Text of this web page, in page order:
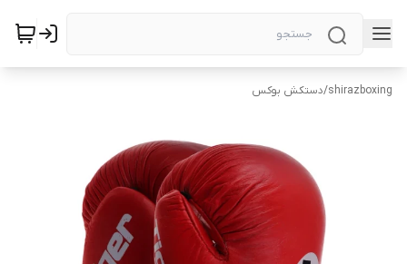
shirazboxing
/دستکش بوکس